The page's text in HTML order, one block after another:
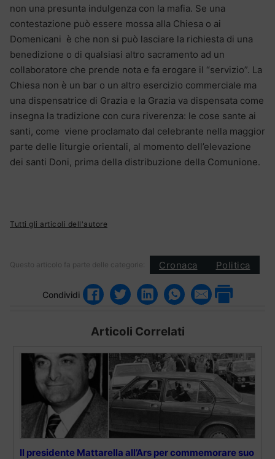
non una presunta indulgenza con la mafia. Se una
contestazione può essere mossa alla Chiesa o ai
Domenicani è che non si può lasciare la richiesta di una
benedizione o di qualsiasi altro sacramento ad un
collaboratore che prende nota e fa erogare il “servizio”. La
Chiesa non è un bar o un altro esercizio commerciale ma
una dispensatrice di Grazia e la Grazia va dispensata come
insegna la tradizione con cura riverenza: le cose sante ai
santi, come viene proclamato dal celebrante nella maggior
parte delle liturgie orientali, al momento dell’elevazione
dei santi Doni, prima della distribuzione della Comunione.
Tutti gli articoli dell'autore
Questo articolo fa parte delle categorie: Cronaca Politica
Condividi
Articoli Correlati
Il presidente Mattarella all’Ars per commemorare suo